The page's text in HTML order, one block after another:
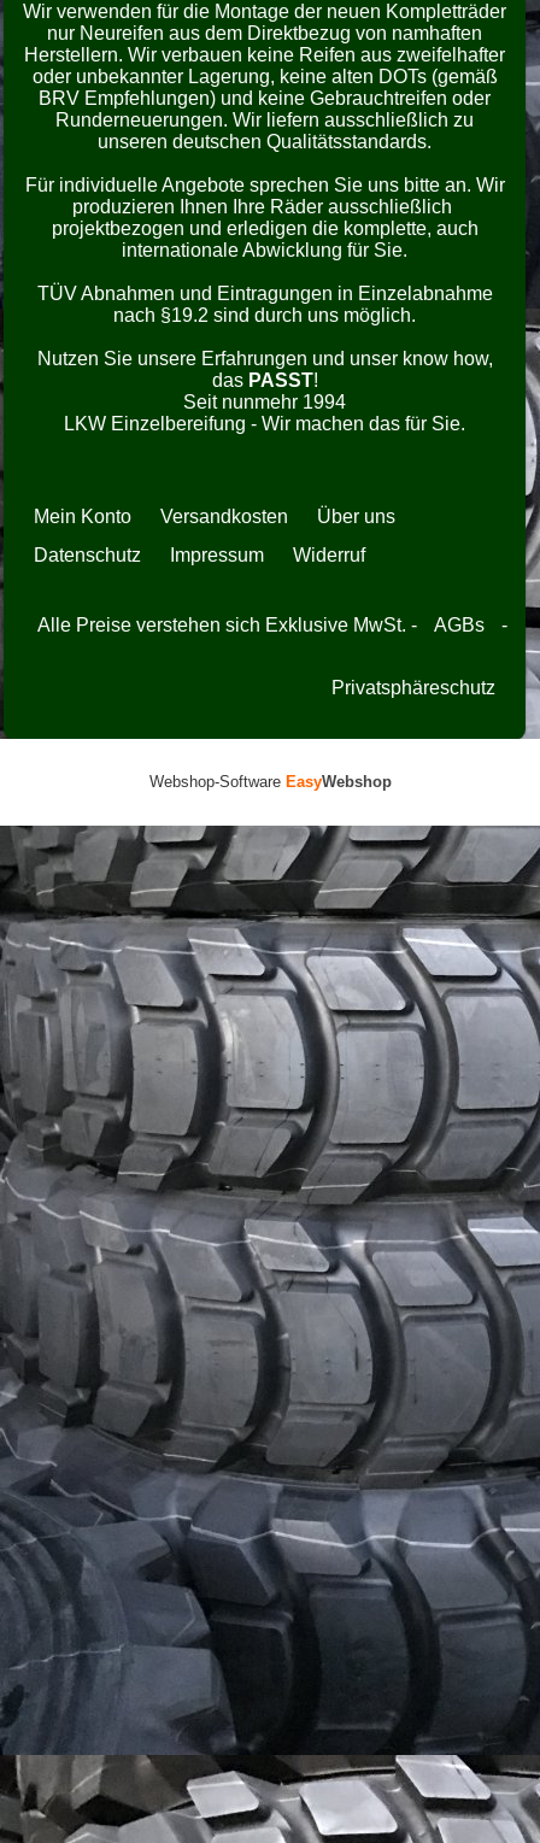
Wir verwenden für die Montage der neuen Kompletträder
nur Neureifen aus dem Direktbezug von namhaften
Herstellern. Wir verbauen keine Reifen aus zweifelhafter
oder unbekannter Lagerung, keine alten DOTs (gemäß
BRV Empfehlungen) und keine Gebrauchtreifen oder
Runderneuerungen. Wir liefern ausschließlich zu
unseren deutschen Qualitätsstandards.
Für individuelle Angebote sprechen Sie uns bitte an. Wir
produzieren Ihnen Ihre Räder ausschließlich
projektbezogen und erledigen die komplette, auch
internationale Abwicklung für Sie.
TÜV Abnahmen und Eintragungen in Einzelabnahme
nach §19.2 sind durch uns möglich.
Nutzen Sie unsere Erfahrungen und unser know how,
das PASST!
Seit nunmehr 1994
LKW Einzelbereifung - Wir machen das für Sie.
Mein Konto Versandkosten
Über uns
Datenschutz
Impressum Widerruf
Alle Preise verstehen sich Exklusive MwSt. - AGBs -
Privatsphäreschutz
Webshop-Software EasyWebshop